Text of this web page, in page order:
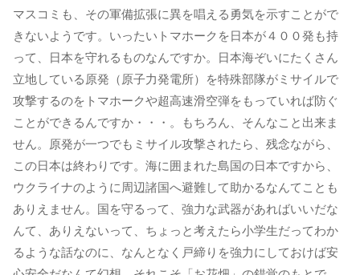
マスコミも、その軍備拡張に異を唱える勇気を示すことがで
きないようです。いったいトマホークを日本が４００発も持
って、日本を守れるものなんですか。日本海ぞいにたくさん
立地している原発（原子力発電所）を特殊部隊がミサイルで
攻撃するのをトマホークや超高速滑空弾をもっていれば防ぐ
ことができるんですか・・・。もちろん、そんなこと出来ま
せん。原発が一つでもミサイル攻撃されたら、残念ながら、
この日本は終わりです。海に囲まれた島国の日本ですから、
ウクライナのように周辺諸国へ避難して助かるなんてことも
ありえません。国を守るって、強力な武器があればいいだな
んて、ありえないって、ちょっと考えたら小学生だってわか
るような話なのに、なんとなく戸締りを強力にしておけば安